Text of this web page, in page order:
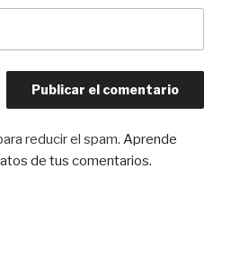
reducir el spam. Aprende
de tus comentarios.